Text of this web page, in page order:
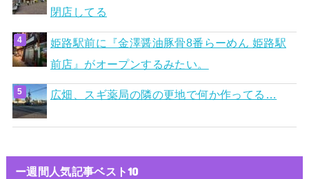
閉店してる
姫路駅前に『金澤醤油豚骨8番らーめん 姫路駅
前店』がオープンするみたい。
広畑、スギ薬局の隣の更地で何か作ってる…
ー週間人気記事ベスト10